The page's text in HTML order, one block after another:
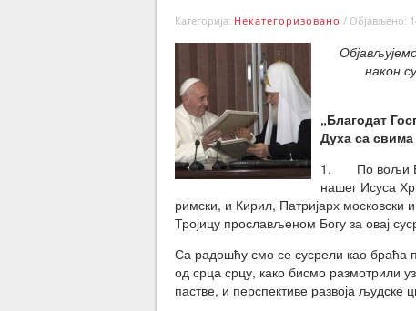
Категорија: Некатегоризовано / Објављено:
након
„Благодат
Духа са
1. По вољи
нашег Исуса
римски, и Кирил, Патријарх московски
Тројицу прослављеном Богу за овај
Са радошћу смо се сусрели као браћа
од срца срцу, како бисмо размотрили
пастве, и перспективе развоја људске